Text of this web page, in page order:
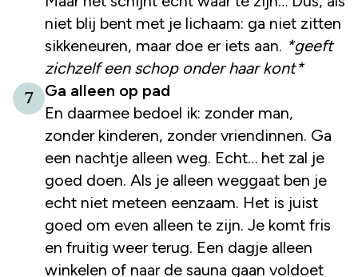
niet blij bent met je lichaam: ga niet zitten
sikkeneuren, maar doe er iets aan. *geeft
zichzelf een schop onder haar kont*
7
Ga alleen op pad
En daarmee bedoel ik: zonder man,
zonder kinderen, zonder vriendinnen. Ga
een nachtje alleen weg. Echt… het zal je
goed doen. Als je alleen weggaat ben je
echt niet meteen eenzaam. Het is juist
goed om even alleen te zijn. Je komt fris
en fruitig weer terug. Een dagje alleen
winkelen of naar de sauna gaan voldoet